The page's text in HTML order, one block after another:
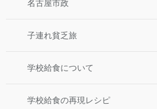
名古屋市政
子連れ貧乏旅
学校給食について
学校給食の再現レシピ